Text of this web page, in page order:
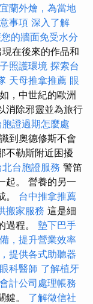
宜蘭外燴，為當地
事項 深入了解
的牆面免受水分
在後來的作品和
照護環境 探索台
天母推拿推薦 眼
，中世紀的歐洲
消除邪靈並為旅行
胞證過期怎麼處
到奧德修斯不會
不勒斯附近困擾
北台胞證服務 警笛
起。 營養的另一
。 台中推拿推薦
搬家服務 這是細
過程。 墊下巴手
，提升營業效率
提供各式助聽器
科醫師 了解植牙
計公司處理帳務
鍵。 了解徵信社